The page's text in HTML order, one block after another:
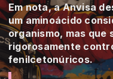
Em nota, a Anvisa
um aminoácido
organismo, mas que
rigorosamente
fenilcetonúricos.